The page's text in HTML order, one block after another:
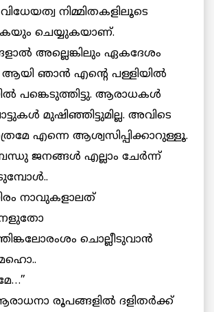
നിമ്മിതകളിലൂടെ
ചെയ്യുകയാണ്.
അല്ലെങ്കിലും ഏകദേശം
ഞാന്‍ എന്റെ പള്ളിയില്‍
പങ്കെടുത്തിട്ടു. ആരാധകള്‍
പാട്ടുകള്‍ മുഷിഞ്ഞിട്ടുമില്ല. അവിടെ
എന്നെ ആശ്വസിപ്പിക്കാറുള്ളൂ.
ജനങ്ങള്‍ എല്ലാം ചേര്‍ന്ന്
നാവുകളാലത്
ചൊല്ലീടുവാന്‍
രൂപങ്ങളില്‍ ദളിതര്‍ക്ക്